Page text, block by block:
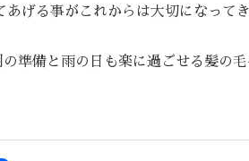
げる事がこれからは大切になってき
準備と雨の日も楽に過ごせる髪の